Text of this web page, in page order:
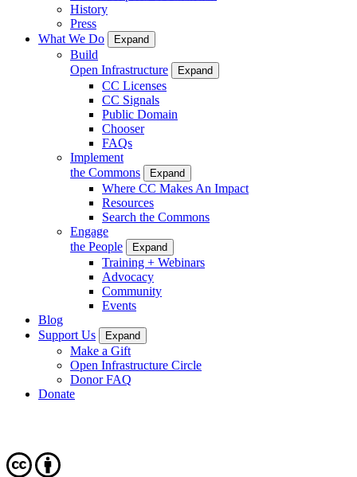
History
Press
What We Do
Expand
Build
Open Infrastructure
Expand
CC Licenses
CC Signals
Public Domain
Chooser
FAQs
Implement
the Commons
Expand
Where CC Makes An Impact
Resources
Search the Commons
Engage
the People
Expand
Training + Webinars
Advocacy
Community
Events
Blog
Support Us
Expand
Make a Gift
Open Infrastructure Circle
Donor FAQ
Donate